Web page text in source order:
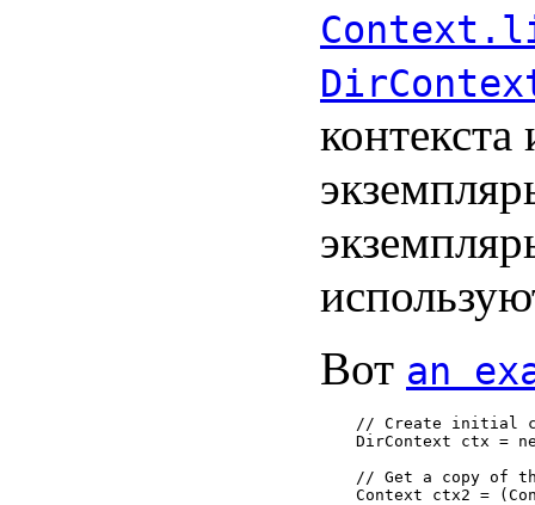
контекста
Вот an
// Create initial
DirContext ctx =
// Get a copy of
Context ctx2 =